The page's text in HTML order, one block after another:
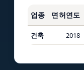
업종 면허연도
건축 2018